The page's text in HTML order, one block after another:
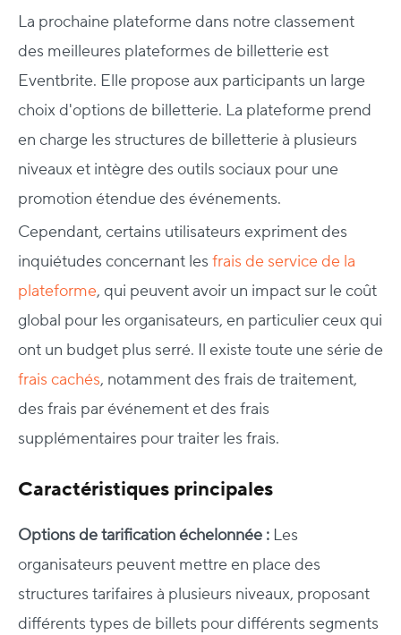
La prochaine plateforme dans notre classement
des meilleures plateformes de billetterie est
Eventbrite. Elle propose aux participants un large
choix d'options de billetterie. La plateforme prend
en charge les structures de billetterie à plusieurs
niveaux et intègre des outils sociaux pour une
promotion étendue des événements.
Cependant, certains utilisateurs expriment des
inquiétudes concernant les frais de service de la
plateforme, qui peuvent avoir un impact sur le coût
global pour les organisateurs, en particulier ceux qui
ont un budget plus serré. Il existe toute une série de
frais cachés, notamment des frais de traitement,
des frais par événement et des frais
supplémentaires pour traiter les frais.
Caractéristiques principales
Options de tarification échelonnée : Les
organisateurs peuvent mettre en place des
structures tarifaires à plusieurs niveaux, proposant
différents types de billets pour différents segments